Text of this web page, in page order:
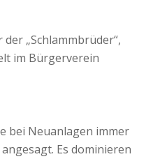
„Schlammbrüder“,
im Bürgerverein
bei Neuanlagen immer
Es dominieren